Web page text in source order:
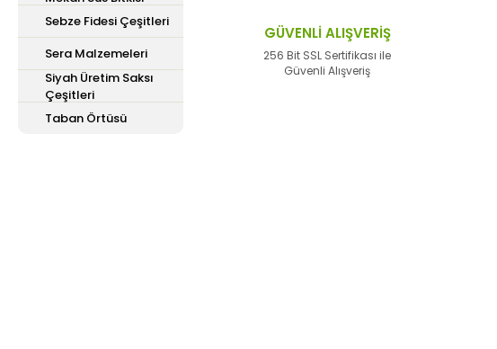
Sebze Fidesi Çeşitleri
Sera Malzemeleri
Siyah Üretim Saksı
Çeşitleri
Taban Örtüsü
Ürün fiyatı diğer sitelerden daha pahalı.
Bu ürüne benzer farklı alternatifler olmalı.
GÜVENLİ ALIŞVERİŞ
256 Bit SSL Sertifikası ile
Güvenli Alışveriş